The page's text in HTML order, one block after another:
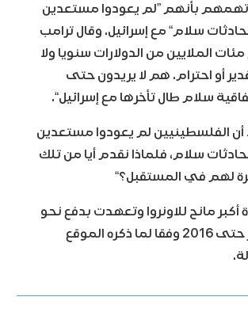
بأنهم ”لم يعودوا مستعدين
سلام“ مع إسرائيل. وقال ترامب
الملايين من الدولارات سنويا ولا
أو احترام. هم لا يريدون حتى
سلام طال تأخرها مع إسرائيل“.
الفلسطينيين لم يعودوا مستعدين
سلام، فلماذا نقدم أيا من تلك
لهم في المستقبل؟“
أكبر مانح للاونروا وتعهدت بدفع نحو
370 مليون دولار حتى 2016 وفقا لما ذكره الموقع